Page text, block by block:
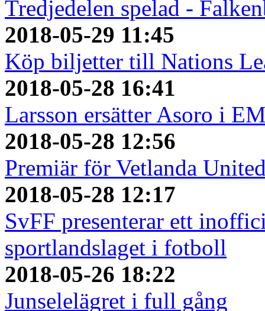
Tredjedelen spelad -
2018-05-29 11:45
Köp biljetter till Nations
2018-05-28 16:41
Larsson ersätter Asoro i
2018-05-28 12:56
Premiär för Vetlanda
2018-05-28 12:17
SvFF presenterar ett
sportlandslaget i fotboll
2018-05-26 18:22
Junselelägret i full gång